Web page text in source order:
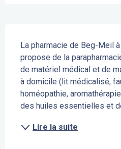
La pharmacie de Beg-Meil
propose de la
de matériel médical et de
à domicile (lit médicalisé,
homéopathie,
des huiles essentielles et
Lire la suite